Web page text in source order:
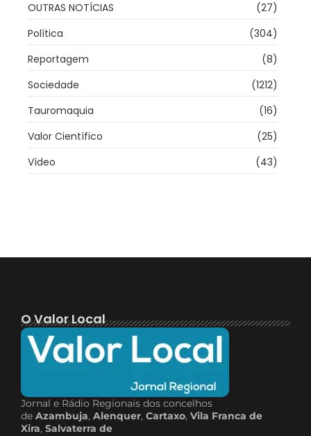
OUTRAS NOTÍCIAS
(27)
Política
(304)
Reportagem
(8)
Sociedade
(1212)
Tauromaquia
(16)
Valor Científico
(25)
Vídeo
(43)
O Valor Local
Jornal e Rádio Regionais dos concelhos
de Azambuja, Alenquer, Cartaxo, Vila Franca de
Xira, Salvaterra de